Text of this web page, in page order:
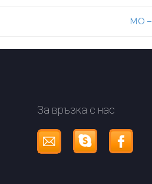
МО –
За връзка с нас